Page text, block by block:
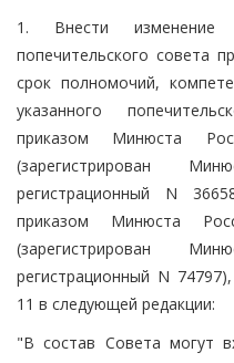
1. Внести изменение
попечительского совета
срок полномочий,
указанного
приказом Минюста
(зарегистрирован
регистрационный N
приказом Минюста
(зарегистрирован
регистрационный N
11 в следующей редакции:
"В состав Совета могут